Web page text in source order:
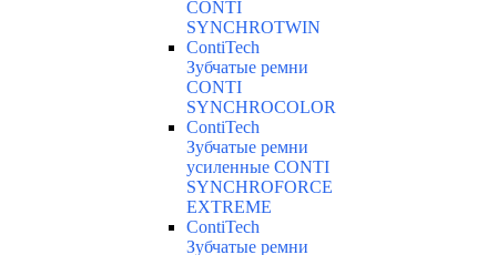
CONTI
SYNCHROTWIN
ContiTech
Зубчатые ремни
CONTI
SYNCHROCOLOR
ContiTech
Зубчатые ремни
усиленные CONTI
SYNCHROFORCE
EXTREME
ContiTech
Зубчатые ремни